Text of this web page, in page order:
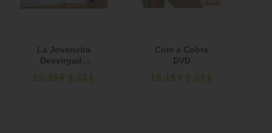
La Jovencita
Desvirgada
DVD
19,36 € 9,68 €
Com a Cobra
DVD
18,15 €9,08 €